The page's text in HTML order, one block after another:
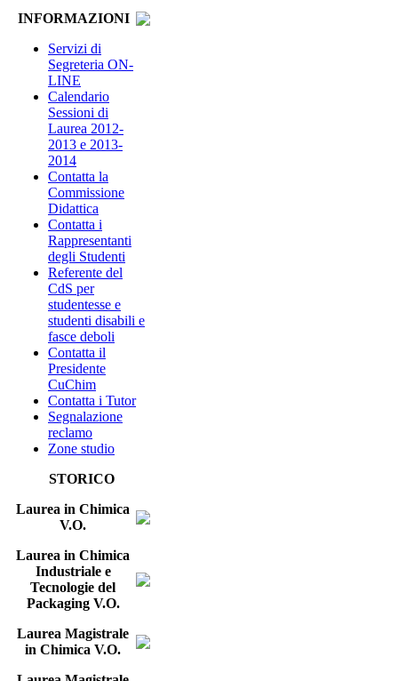
INFORMAZIONI
Servizi di
Segreteria ON-
LINE
Calendario
Sessioni di
Laurea 2012-
2013 e 2013-
2014
Contatta la
Commissione
Didattica
Contatta i
Rappresentanti
degli Studenti
Referente del
CdS per
studentesse e
studenti disabili e
fasce deboli
Contatta il
Presidente
CuChim
Contatta i Tutor
Segnalazione
reclamo
Zone studio
STORICO
Laurea in Chimica
V.O.
Laurea in Chimica
Industriale e
Tecnologie del
Packaging V.O.
Laurea Magistrale
in Chimica V.O.